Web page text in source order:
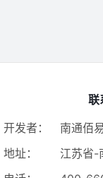
联
开发者：
南通佰
地址：
江苏省-